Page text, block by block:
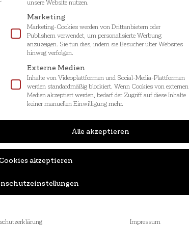
B11 Anfahrt
unsere Website nutzen.
Marketing
Marketing-Cookies werden von Drittanbietern oder
Publishern verwendet, um personalisierte Werbung
anzuzeigen. Sie tun dies, indem sie Besucher über Websites
hinweg verfolgen.
Externe Medien
Inhalte von Videoplattformen und Social-Media-Plattformen
werden standardmäßig blockiert. Wenn Cookies von externen
Medien akzeptiert werden, bedarf der Zugriff auf diese Inhalte
keiner manuellen Einwilligung mehr.
Alle akzeptieren
akzeptieren
Impressum